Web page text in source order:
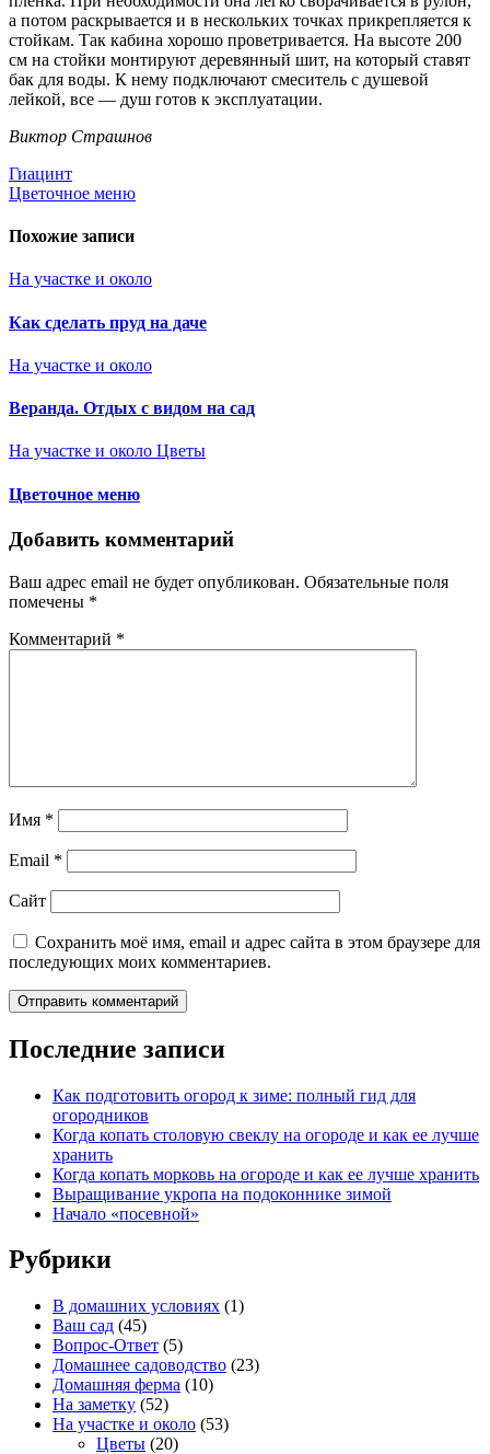
а потом раскрывается и в нескольких точках прикрепляется к
стойкам. Так кабина хорошо проветривается. На высоте 200
см на стойки монтируют деревянный шит, на который ставят
бак для воды. К нему подключают смеситель с душевой
лейкой, все — душ готов к эксплуатации.
Виктор Страшнов
Навигация
по
записям
Гиацинт
Цветочное меню
Похожие записи
На участке и около
Как сделать пруд на даче
На участке и около
Веранда. Отдых с видом на сад
На участке и около Цветы
Цветочное меню
Добавить комментарий
Ваш адрес email не будет опубликован. Обязательные поля
помечены *
Комментарий *
Имя *
Email *
Сайт
Сохранить моё имя, email и адрес сайта в этом браузере для
последующих моих комментариев.
Последние записи
Как подготовить огород к зиме: полный гид для
огородников
Когда копать столовую свеклу на огороде и как ее лучше
хранить
Когда копать морковь на огороде и как ее лучше хранить
Выращивание укропа на подоконнике зимой
Начало «посевной»
Рубрики
В домашних условиях (1)
Ваш сад (45)
Вопрос-Ответ (5)
Домашнее садоводство (23)
Домашняя ферма (10)
На заметку (52)
На участке и около (53)
Цветы (20)